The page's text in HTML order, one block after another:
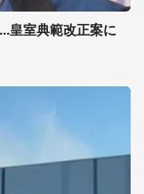
皇室典範改正案に